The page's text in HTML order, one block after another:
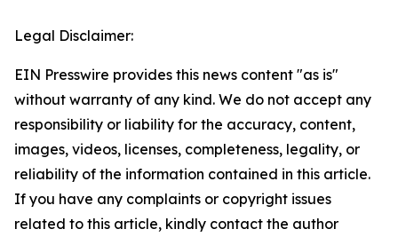
Legal Disclaimer:
EIN Presswire provides this news content "as is"
without warranty of any kind. We do not accept any
responsibility or liability for the accuracy, content,
images, videos, licenses, completeness, legality, or
reliability of the information contained in this article.
If you have any complaints or copyright issues
related to this article, kindly contact the author